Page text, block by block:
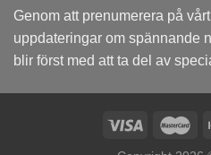
Genom att prenumerera på
uppdateringar om spännande
blir först med att ta del av